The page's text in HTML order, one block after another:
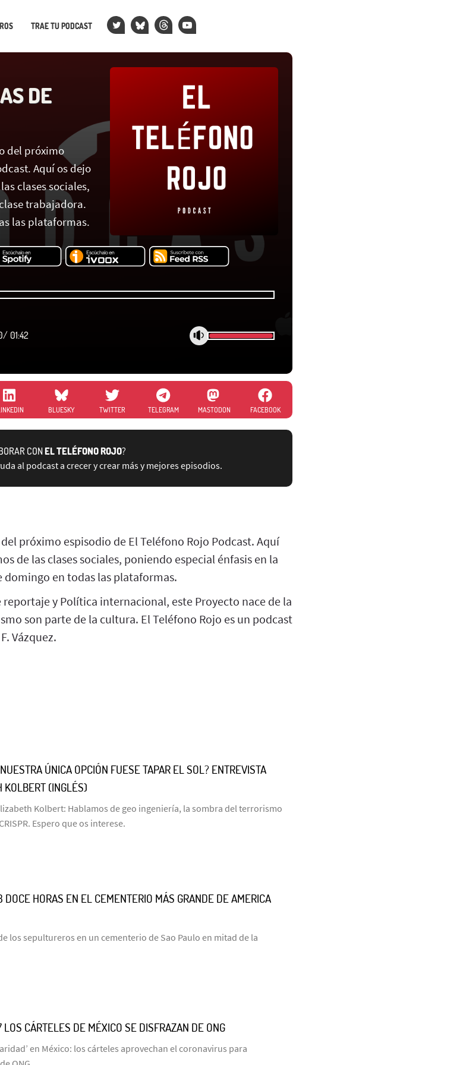
TRAE TU PODCAST
DE
del próximo
Aquí os dejo
clases sociales,
trabajadora.
las plataformas.
/ 01:42
BLUESKY TWITTER TELEGRAM MASTODON FACEBOOK
CONEL TELÉFONO ROJO?
al podcast a crecer y crear más y mejores episodios.
próximo espisodio de El Teléfono Rojo Podcast. Aquí
de las clases sociales, poniendo especial énfasis en la
en todas las plataformas.
reportaje y Política internacional, este Proyecto nace de la
son parte de la cultura. El Teléfono Rojo es un podcast
Vázquez.
ÚNICA OPCIÓN FUESE TAPAR EL SOL? ENTREVISTA
KOLBERT (INGLÉS)
Kolbert: Hablamos de geo ingeniería, la sombra del terrorismo
Espero que os interese.
DOCE HORAS EN EL CEMENTERIO MÁS GRANDE DE AMERICA
los sepultureros en un cementerio de Sao Paulo en mitad de la
LOS CÁRTELES DE MÉXICO SE DISFRAZAN DE ONG
en México: los cárteles aprovechan el coronavirus para